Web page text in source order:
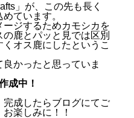
」が、この先も長く
ています。
ジするためカモシカを
鹿とパッと見では区別
オス鹿にしたというこ
かったと思っていま
成中！
成したらブログにてご
楽しみに！！
の意味
日
中！